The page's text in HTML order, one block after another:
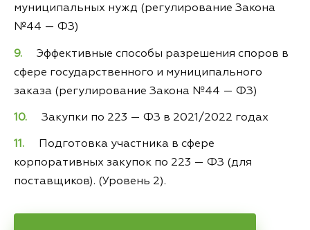
муниципальных нужд (регулирование Закона
№44 — ФЗ)
Эффективные способы разрешения споров в
сфере государственного и муниципального
заказа (регулирование Закона №44 — ФЗ)
Закупки по 223 — ФЗ в 2021/2022 годах
Подготовка участника в сфере
корпоративных закупок по 223 — ФЗ (для
поставщиков). (Уровень 2).